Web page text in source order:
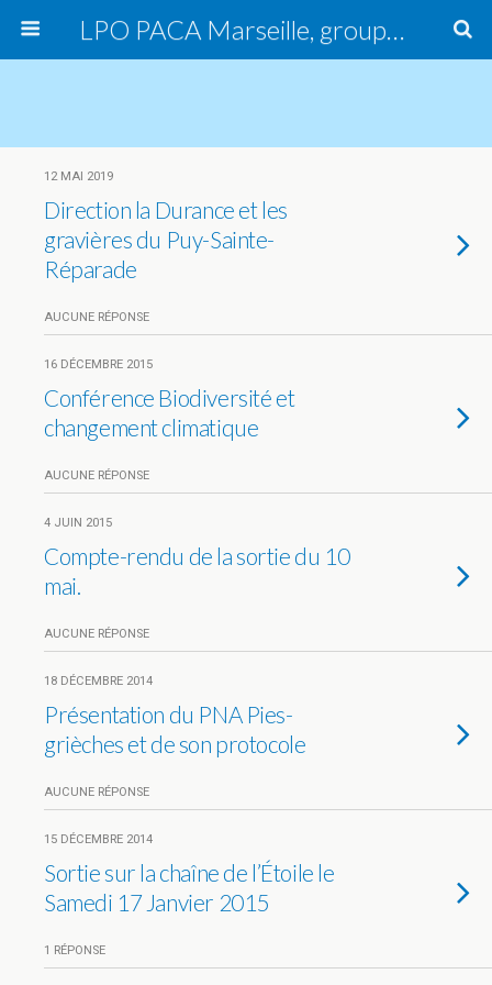
LPO PACA Marseille, groupe local
12 MAI 2019
Direction la Durance et les
gravières du Puy-Sainte-
Réparade
AUCUNE RÉPONSE
16 DÉCEMBRE 2015
Conférence Biodiversité et
changement climatique
AUCUNE RÉPONSE
4 JUIN 2015
Compte-rendu de la sortie du 10
mai.
AUCUNE RÉPONSE
18 DÉCEMBRE 2014
Présentation du PNA Pies-
grièches et de son protocole
AUCUNE RÉPONSE
15 DÉCEMBRE 2014
Sortie sur la chaîne de l’Étoile le
Samedi 17 Janvier 2015
1 RÉPONSE